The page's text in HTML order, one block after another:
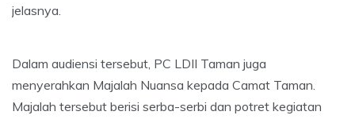
jelasnya.
Dalam audiensi tersebut, PC LDII Taman juga
menyerahkan Majalah Nuansa kepada Camat Taman.
Majalah tersebut berisi serba-serbi dan potret kegiatan